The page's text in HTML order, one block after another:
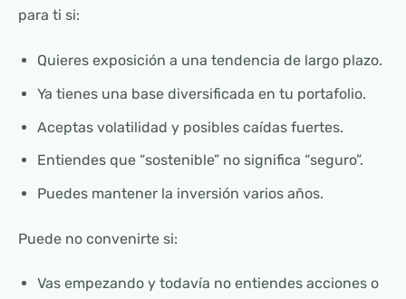
para ti si:
Quieres exposición a una tendencia de largo plazo.
Ya tienes una base diversificada en tu portafolio.
Aceptas volatilidad y posibles caídas fuertes.
Entiendes que “sostenible” no significa “seguro”.
Puedes mantener la inversión varios años.
Puede no convenirte si:
Vas empezando y todavía no entiendes acciones o